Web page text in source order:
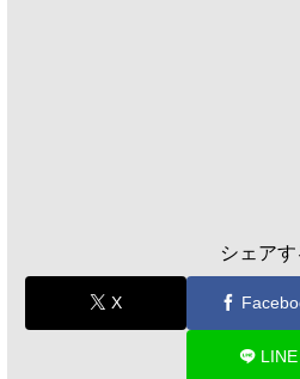
シェアす
X
LINE